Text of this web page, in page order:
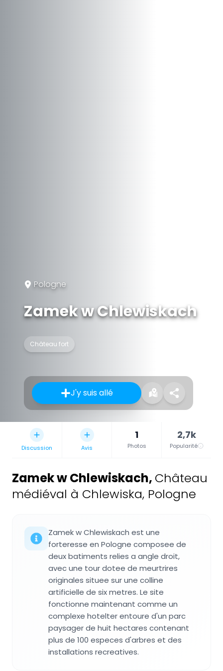
Pologne
Zamek w Chlewiskach
Château fort
J'y suis allé
Discussion Avis
1
Photos
2,7k
Popularité
Zamek w Chlewiskach, Château
médiéval à Chlewiska, Pologne
Zamek w Chlewiskach est une
forteresse en Pologne composee de
deux batiments relies a angle droit,
avec une tour dotee de meurtrires
originales situee sur une colline
artificielle de six metres. Le site
fonctionne maintenant comme un
complexe hotelter entoure d'un parc
paysager de huit hectares contenant
plus de 100 especes d'arbres et des
installations recreatives.